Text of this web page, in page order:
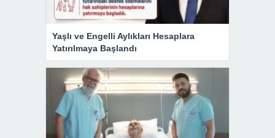
Yaşlı ve Engelli Aylıkları Hesaplara
Yatırılmaya Başlandı